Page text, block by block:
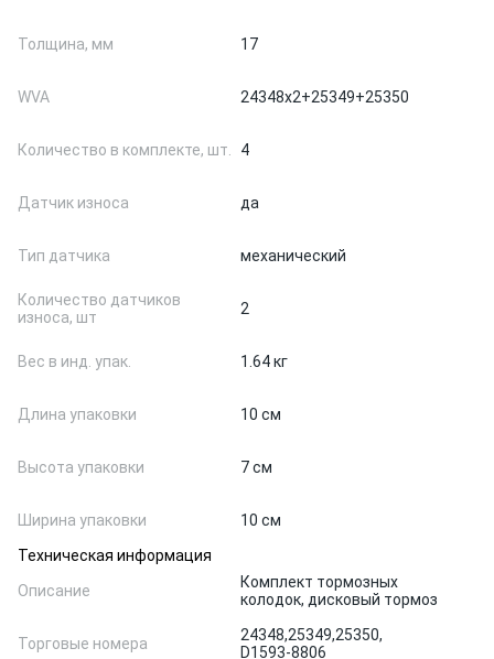
Толщина, мм 17
WVA 24348x2+25349+25350
Количество в комплекте, шт. 4
Датчик износа да
Тип датчика механический
Количество датчиков
износа, шт
2
Вес в инд. упак. 1.64 кг
Длина упаковки 10 см
Высота упаковки 7 см
Ширина упаковки
10 см
Техническая информация
Описание
Комплект тормозных
колодок, дисковый тормоз
Торговые номера 24348,25349,25350,
D1593-8806